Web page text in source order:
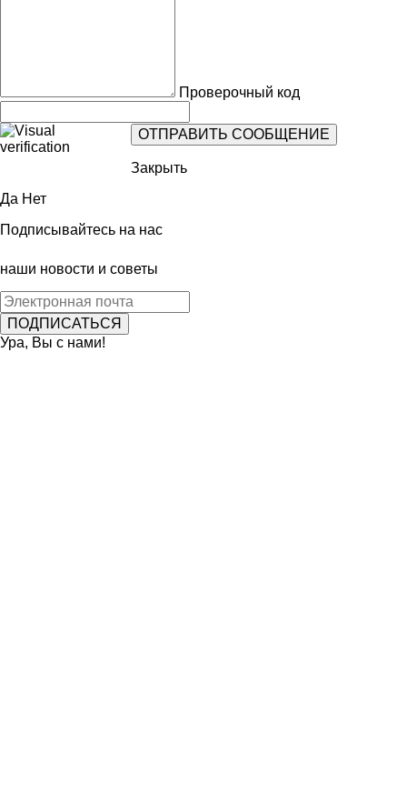
Проверочный код
Закрыть
Да Нет
Подписывайтесь на нас
наши новости и советы
Ура, Вы с нами!